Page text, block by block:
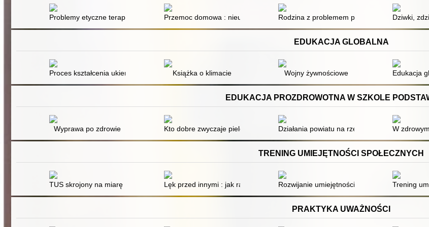
Problemy etyczne terapii par z doświadczeniem przemocy : pomiędzy teorią a praktyką. Cz. 1
Przemoc domowa : nieustanne poszukiwanie najlepszych rozwiązań prawnych
Rodzina z problemem przemocy jakoDziwki,
EDUKACJA GLOBALNA
Proces kształcenia ukierunkowany na wartości społeczne
Książka o klimacie Wojny żywnościowe Edukacja
EDUKACJA PROZDROWOTNA W SZKOLE
Wyprawa po zdrowie Kto dobre zwyczaje pielęgnuje, doskonałym zdrowiem się cechuje!
Działania powiatu na rzecz zdrowego stylu
W
TRENING UMIEJĘTNOŚCI SPOŁECZNYCH
TUS skrojony na miarę : jak planować i realizować trening umiejętności społecznych dostosowany do potrzeb każdej
Lęk przed innymi : jak radzić sobie z lękiem społecznymRozwijanie umiejętności społecznych : jak
Trening
PRAKTYKA UWAŻNOŚCI